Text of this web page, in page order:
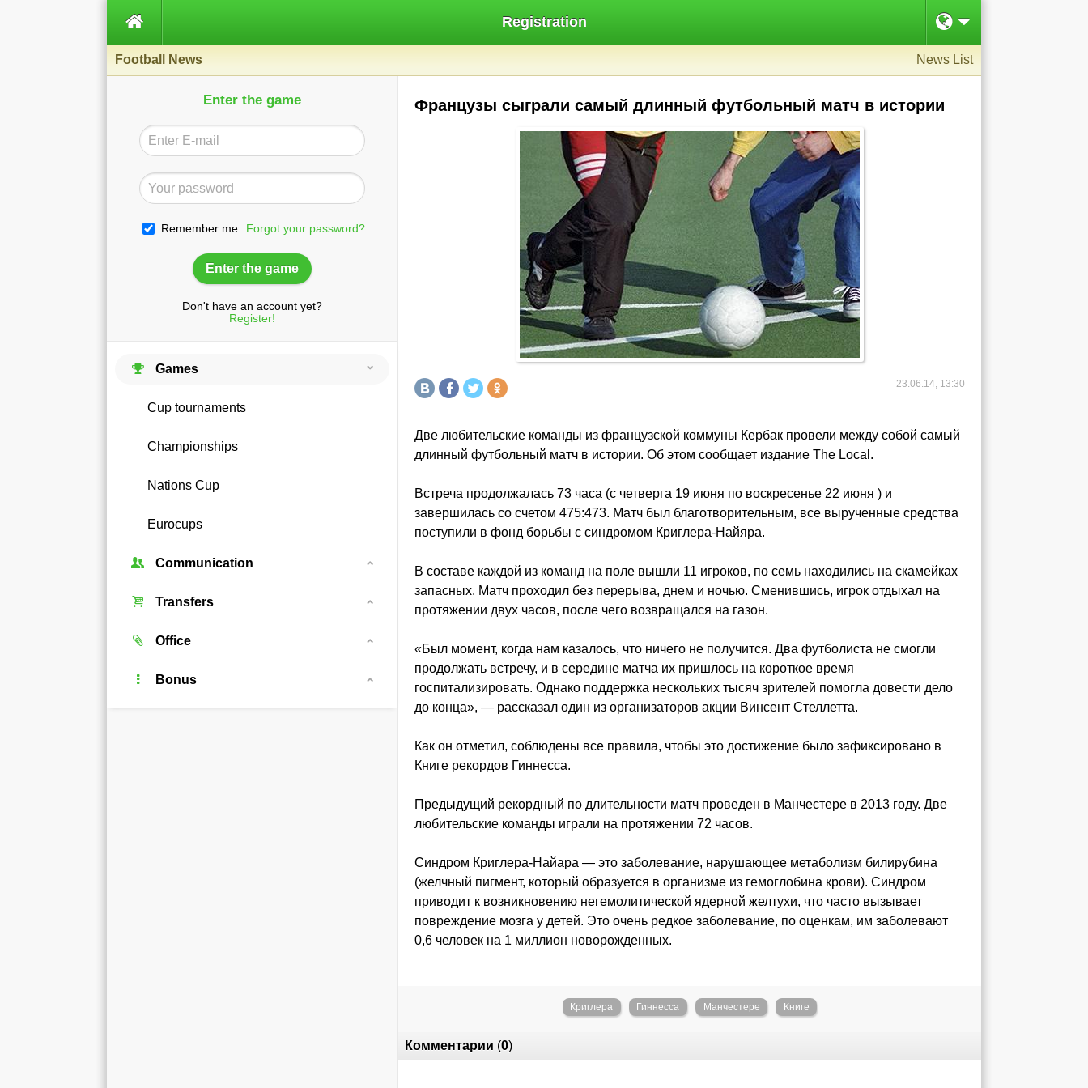
 Registration
Football News News List
Enter the game
Remember me Forgot your password?
Don't have an account yet?
Register!
Games
Cup tournaments
Championships
Nations Cup
Eurocups
Communication
Unions
Forum
Chat
Transfers
Transfer market
Real players
Office
Legends
Bonus
Французы сыграли самый длинный футбольный матч в истории
23.06.14, 13:30
Две любительские команды из французской коммуны Кербак провели между собой самый
длинный футбольный матч в истории. Об этом сообщает издание The Local.
Встреча продолжалась 73 часа (с четверга 19 июня по воскресенье 22 июня ) и
завершилась со счетом 475:473. Матч был благотворительным, все вырученные средства
поступили в фонд борьбы с синдромом Криглера-Найяра.
В составе каждой из команд на поле вышли 11 игроков, по семь находились на скамейках
запасных. Матч проходил без перерыва, днем и ночью. Сменившись, игрок отдыхал на
протяжении двух часов, после чего возвращался на газон.
«Был момент, когда нам казалось, что ничего не получится. Два футболиста не смогли
продолжать встречу, и в середине матча их пришлось на короткое время
госпитализировать. Однако поддержка нескольких тысяч зрителей помогла довести дело
до конца», — рассказал один из организаторов акции Винсент Стеллетта.
Как он отметил, соблюдены все правила, чтобы это достижение было зафиксировано в
Книге рекордов Гиннесса.
Предыдущий рекордный по длительности матч проведен в Манчестере в 2013 году. Две
любительские команды играли на протяжении 72 часов.
Синдром Криглера-Найара — это заболевание, нарушающее метаболизм билирубина
(желчный пигмент, который образуется в организме из гемоглобина крови). Синдром
приводит к возникновению негемолитической ядерной желтухи, что часто вызывает
повреждение мозга у детей. Это очень редкое заболевание, по оценкам, им заболевают
0,6 человек на 1 миллион новорожденных.
Криглера Гиннесса Манчестере Книге
Комментарии (0)